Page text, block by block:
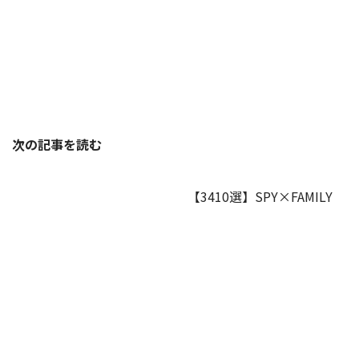
次の記事を読む
【3410選】SPY×FAMILY